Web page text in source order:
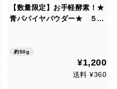
【数量限定】お手軽酵素！★
青パパイヤパウダー★ ５０
約50g
¥1,200
送料 ¥360